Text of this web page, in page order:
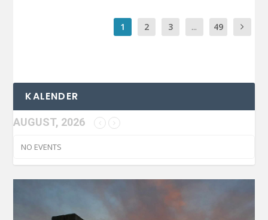
1 2 3 ... 49
KALENDER
AUGUST, 2026
NO EVENTS